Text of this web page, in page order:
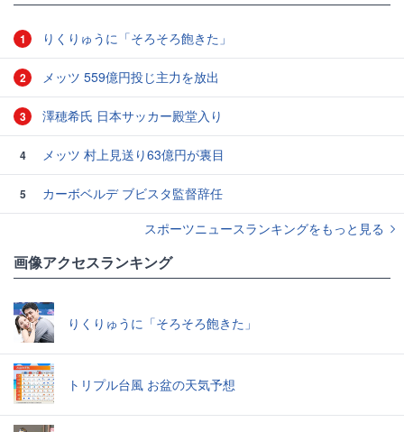
1 りくりゅうに「そろそろ飽きた」
2 メッツ 559億円投じ主力を放出
3 澤穂希氏 日本サッカー殿堂入り
4 メッツ 村上見送り63億円が裏目
5
カーボベルデ ブビスタ監督辞任
スポーツニュースランキングをもっと見る
画像アクセスランキング
りくりゅうに「そろそろ飽きた」
トリプル台風 お盆の天気予想